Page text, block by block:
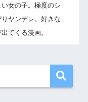
女の子。極度のシ
ヤンデレ。好きな
てくる漫画。